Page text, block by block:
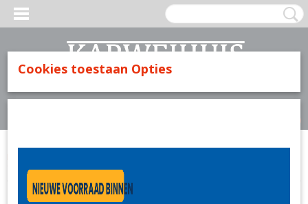
(0)
19mmx150cm
Cookies toestaan Opties